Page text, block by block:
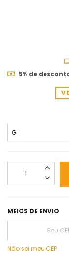
5% de
MEIOS DE ENVIO
Não sei meu CEP